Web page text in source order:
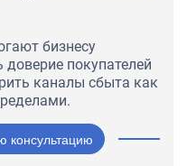
бизнесу
покупателей
каналы сбыта как
консультацию